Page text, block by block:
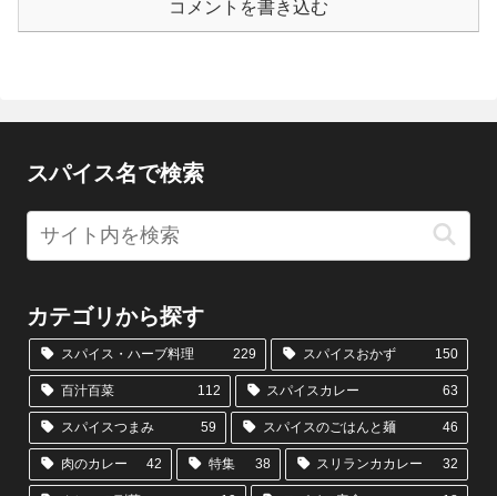
コメントを書き込む
スパイス名で検索
カテゴリから探す
スパイス・ハーブ料理 229 スパイスおかず 150
百汁百菜 112 スパイスカレー 63
スパイスつまみ 59 スパイスのごはんと麺 46
肉のカレー 42 特集 38 スリランカカレー 32